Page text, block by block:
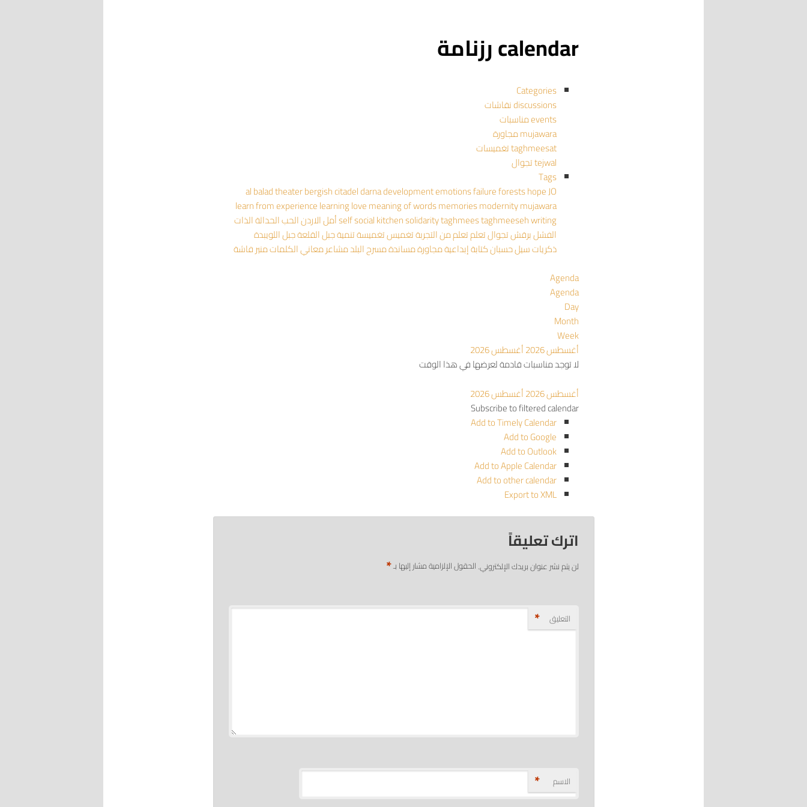
calendar رزنامة
Categories
discussions نقاشات
events مناسبات
mujawara مجاورة
taghmeesat تغميسات
tejwal تجوال
Tags
al balad theaterbergishcitadeldarnadevelopmentemotionsfailureforestshopeJO
learn from experiencelearninglovemeaning of wordsmemoriesmodernitymujawara
selfsocial kitchensolidaritytaghmeestaghmeesehwriting أملالاردنالحبالحداثةالذات
الفشلبرقشتجوالتعلمتعلم من التجربةتغميستغميسةتنميةجبل القلعةجبل اللويبدة
ذكرياتسيل حسبانكتابة إبداعيةمجاورةمساندةمسرح البلدمشاعرمعاني الكلماتمنير فاشة
Agenda
Agenda
Day
Month
Week
أغسطس 2026
أغسطس 2026
لا توجد مناسبات قادمة لعرضها في هذا الوقت
أغسطس 2026
أغسطس 2026
Subscribe to filtered calendar
Add to Timely Calendar
Add to Google
Add to Outlook
Add to Apple Calendar
Add to other calendar
Export to XML
اترك تعليقاً
لن يتم نشر عنوان بريدك الإلكتروني. الحقول الإلزامية مشار إليها بـ*
التعليق *
الاسم *